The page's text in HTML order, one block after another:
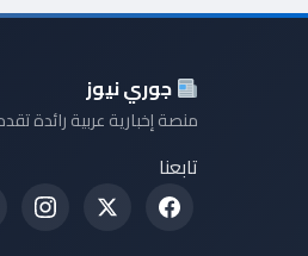
جوري نيوز
منصة إخبارية عربية رائدة
تابعنا